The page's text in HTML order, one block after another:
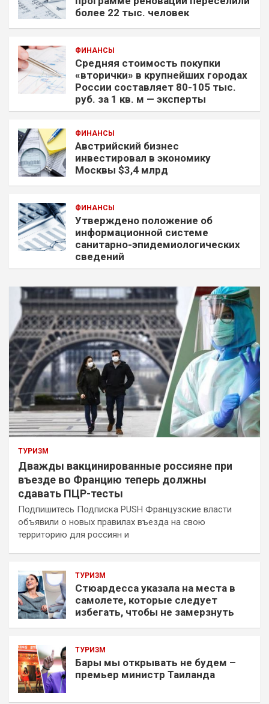
более 22 тыс. человек
ФИНАНСЫ
Средняя стоимость покупки
«вторички» в крупнейших городах
России составляет 80-105 тыс.
руб. за 1 кв. м — эксперты
ФИНАНСЫ
Австрийский бизнес
инвестировал в экономику
Москвы $3,4 млрд
ФИНАНСЫ
Утверждено положение об
информационной системе
санитарно-эпидемиологических
сведений
ТУРИЗМ
Дважды вакцинированные россияне при
въезде во Францию теперь должны
сдавать ПЦР-тесты
Подпишитесь Подписка PUSH Французские власти
объявили о новых правилах въезда на свою
территорию для россиян и
ТУРИЗМ
Стюардесса указала на места в
самолете, которые следует
избегать, чтобы не замерзнуть
ТУРИЗМ
Бары мы открывать не будем –
премьер министр Таиланда